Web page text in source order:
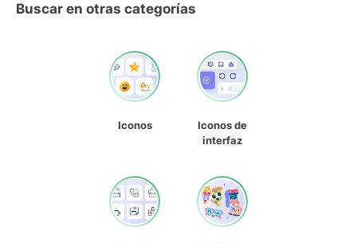
Buscar en otras categorías
Iconos
Iconos de
interfaz